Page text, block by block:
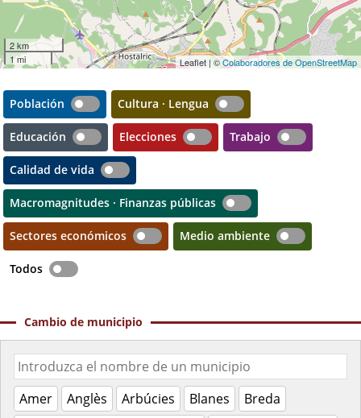
2 km
1 mi
Leaflet | ©Colaboradores de OpenStreetMap
Población Cultura · Lengua
Educación Elecciones Trabajo
Calidad de vida
Macromagnitudes · Finanzas públicas
Sectores económicos Medio ambiente
Todos
Cambio de municipio
Amer Anglès Arbúcies Blanes
Breda